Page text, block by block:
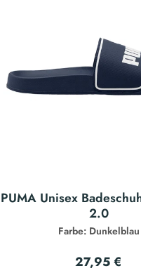
PUMA Unisex
2.0
Farbe: Dunkelblau
27,95 €